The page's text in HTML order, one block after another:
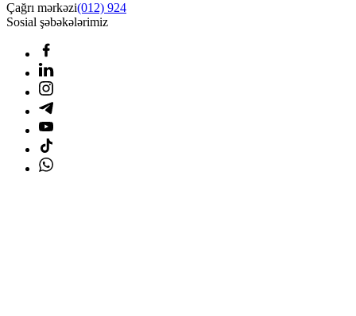
Çağrı mərkəzi(012) 924
Sosial şəbəkələrimiz